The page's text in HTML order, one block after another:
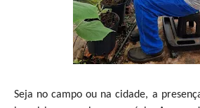
Seja no campo ou na cidade, a